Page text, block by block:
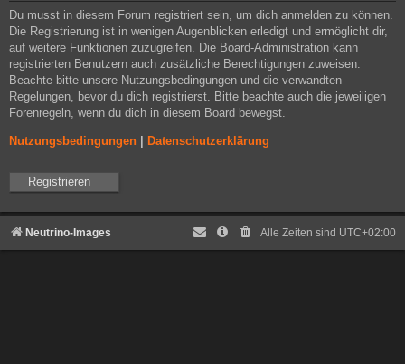
Du musst in diesem Forum registriert sein, um dich anmelden zu können.
Die Registrierung ist in wenigen Augenblicken erledigt und ermöglicht dir,
auf weitere Funktionen zuzugreifen. Die Board-Administration kann
registrierten Benutzern auch zusätzliche Berechtigungen zuweisen.
Beachte bitte unsere Nutzungsbedingungen und die verwandten
Regelungen, bevor du dich registrierst. Bitte beachte auch die jeweiligen
Forenregeln, wenn du dich in diesem Board bewegst.
Nutzungsbedingungen Datenschutzerklärung
Registrieren
Neutrino-Images Alle Zeiten sind UTC+02:00